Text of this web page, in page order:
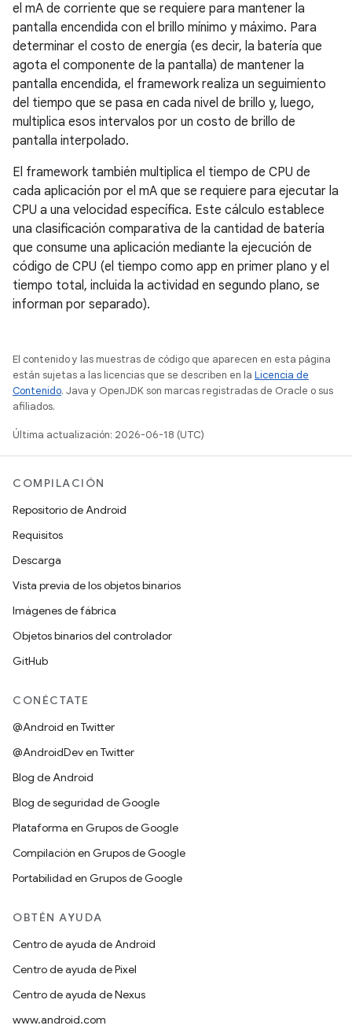
el mA de corriente que se requiere para mantener la
pantalla encendida con el brillo mínimo y máximo. Para
determinar el costo de energía (es decir, la batería que
agota el componente de la pantalla) de mantener la
pantalla encendida, el framework realiza un seguimiento
del tiempo que se pasa en cada nivel de brillo y, luego,
multiplica esos intervalos por un costo de brillo de
pantalla interpolado.
El framework también multiplica el tiempo de CPU de
cada aplicación por el mA que se requiere para ejecutar la
CPU a una velocidad específica. Este cálculo establece
una clasificación comparativa de la cantidad de batería
que consume una aplicación mediante la ejecución de
código de CPU (el tiempo como app en primer plano y el
tiempo total, incluida la actividad en segundo plano, se
informan por separado).
El contenido y las muestras de código que aparecen en esta página
están sujetas a las licencias que se describen en la Licencia de
Contenido. Java y OpenJDK son marcas registradas de Oracle o sus
afiliados.
Última actualización: 2026-06-18 (UTC)
COMPILACIÓN
Repositorio de Android
Requisitos
Descarga
Vista previa de los objetos binarios
Imágenes de fábrica
Objetos binarios del controlador
GitHub
CONÉCTATE
@Android en Twitter
@AndroidDev en Twitter
Blog de Android
Blog de seguridad de Google
Plataforma en Grupos de Google
Compilación en Grupos de Google
Portabilidad en Grupos de Google
OBTÉN AYUDA
Centro de ayuda de Android
Centro de ayuda de Pixel
Centro de ayuda de Nexus
www.android.com